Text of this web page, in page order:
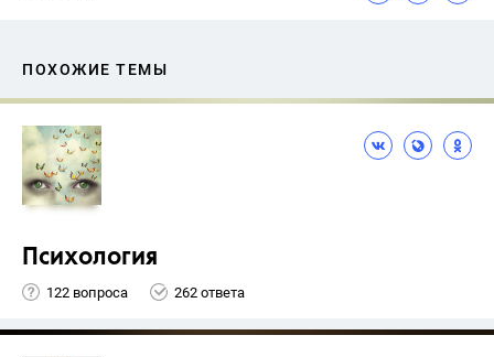
ПОХОЖИЕ ТЕМЫ
Психология
122 вопроса 262 ответа